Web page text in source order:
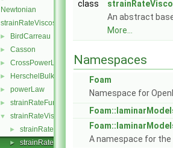
Newtonian
strainRateViscosityModels
► BirdCarreau
► Casson
► CrossPowerLaw
► HerschelBulkley
► powerLaw
► strainRateFunction
▼ strainRateViscosityModel
► strainRateViscosityModel.C
►
strainRateViscosityModel.H
class
An abstract
More...
Namespaces
Foam
Namespace for
A namespace for